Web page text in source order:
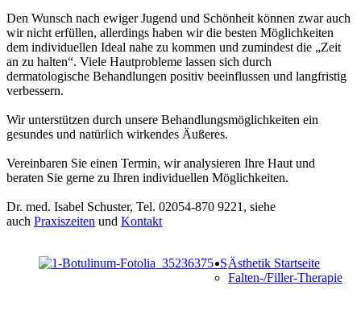
Den Wunsch nach ewiger Jugend und Schönheit können zwar auch
wir nicht erfüllen, allerdings haben wir die besten Möglichkeiten
dem individuellen Ideal nahe zu kommen und zumindest die „Zeit
an zu halten“. Viele Hautprobleme lassen sich durch
dermatologische Behandlungen positiv beeinflussen und langfristig
verbessern.
Wir unterstützen durch unsere Behandlungsmöglichkeiten ein
gesundes und natürlich wirkendes Äußeres.
Vereinbaren Sie einen Termin, wir analysieren Ihre Haut und
beraten Sie gerne zu Ihren individuellen Möglichkeiten.
Dr. med. Isabel Schuster, Tel. 02054-870 9221, siehe
auch Praxiszeiten und Kontakt
Ästhetik Startseite
Falten-/Filler-Therapie